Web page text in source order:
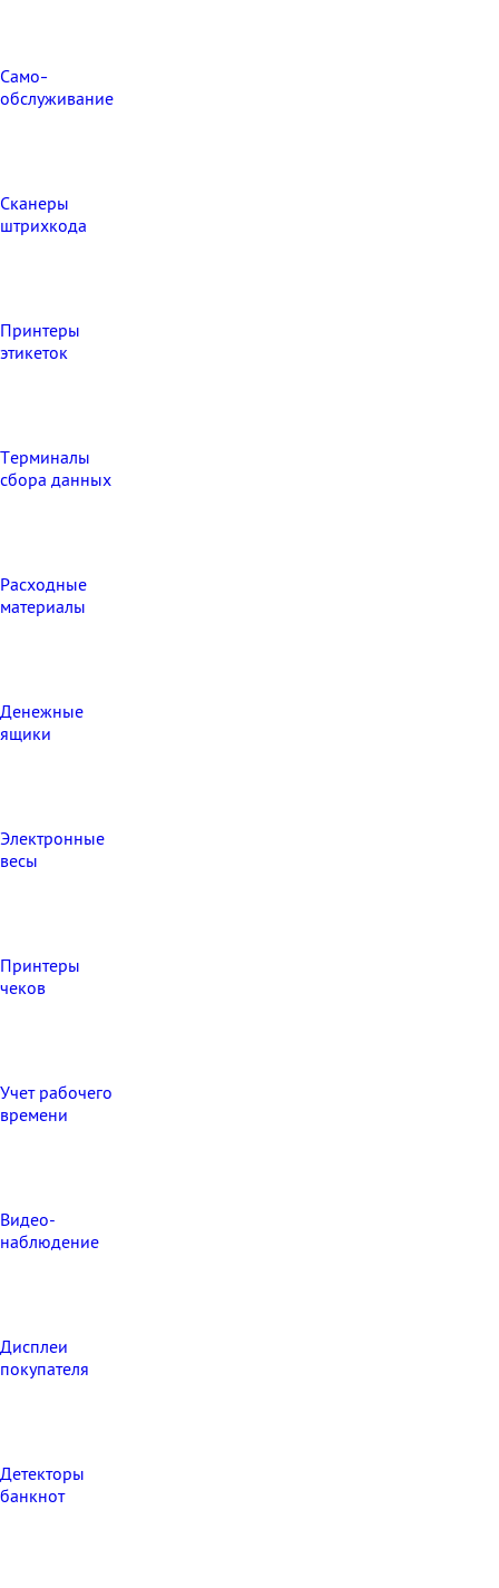
Само-
обслуживание
Сканеры
штрихкода
Принтеры
этикеток
Терминалы
сбора данных
Расходные
материалы
Денежные
ящики
Электронные
весы
Принтеры
чеков
Учет рабочего
времени
Видео‑
наблюдение
Дисплеи
покупателя
Детекторы
банкнот